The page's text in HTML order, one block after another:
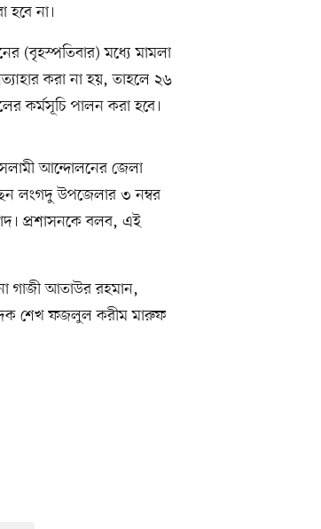
হবে না।
(বৃহস্পতিবার) মধ্যে মামলা
করা না হয়, তাহলে ২৬
কর্মসূচি পালন করা হবে।
আন্দোলনের জেলা
লংগদু উপজেলার ৩ নম্বর
প্রশাসনকে বলব, এই
গাজী আতাউর রহমান,
শেখ ফজলুল করীম মারুফ